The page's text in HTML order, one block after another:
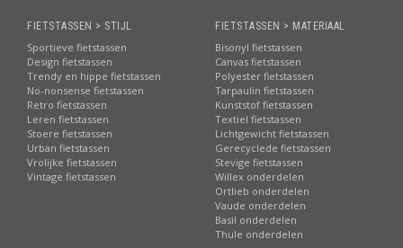
FIETSTASSEN > STIJL
Sportieve fietstassen
Design fietstassen
Trendy en hippe fietstassen
No-nonsense fietstassen
Retro fietstassen
Leren fietstassen
Stoere fietstassen
Urban fietstassen
Vrolijke fietstassen
Vintage fietstassen
FIETSTASSEN > MATERIAAL
Bisonyl fietstassen
Canvas fietstassen
Polyester fietstassen
Tarpaulin fietstassen
Kunststof fietstassen
Textiel fietstassen
Lichtgewicht fietstassen
Gerecyclede fietstassen
Stevige fietstassen
Willex onderdelen
Ortlieb onderdelen
Vaude onderdelen
Basil onderdelen
Thule onderdelen